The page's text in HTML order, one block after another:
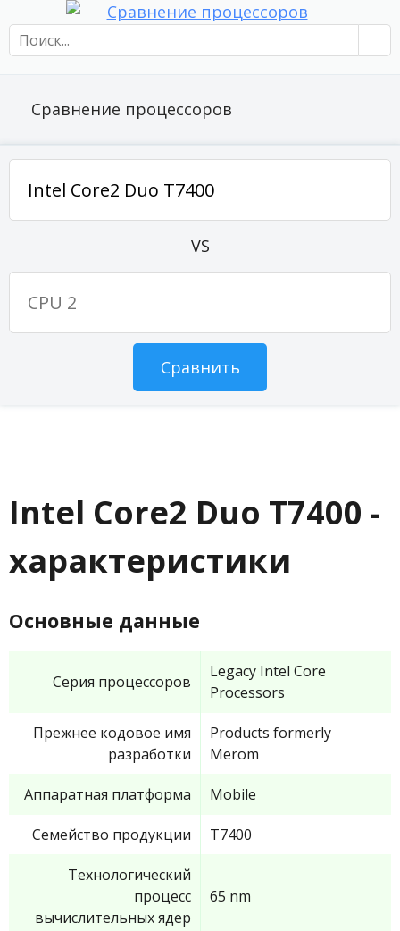
Сравнение процессоров
VS
Intel Core2 Duo T7400 -
характеристики
Основные данные
Серия процессоров
Legacy Intel Core
Processors
Прежнее кодовое имя
разработки
Products formerly
Merom
Аппаратная платформа Mobile
Семейство продукции T7400
Технологический
процесс
вычислительных ядер
65 nm